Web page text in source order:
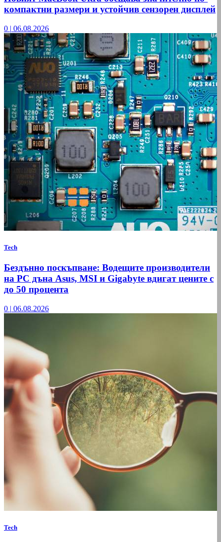
компактни размери и устойчив сензорен дисплей
0 | 06.08.2026
Tech
Бездънно поскъпване: Водещите производители
на РС дъна Asus, MSI и Gigabyte вдигат цените с
до 50 процента
0 | 06.08.2026
Tech